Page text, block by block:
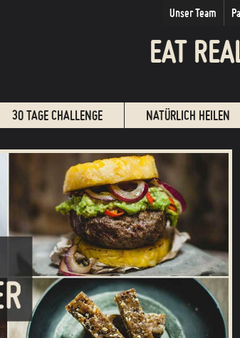
EAT
Unser Team
30 TAGE CHALLENGE NATÜRLICH HEILEN